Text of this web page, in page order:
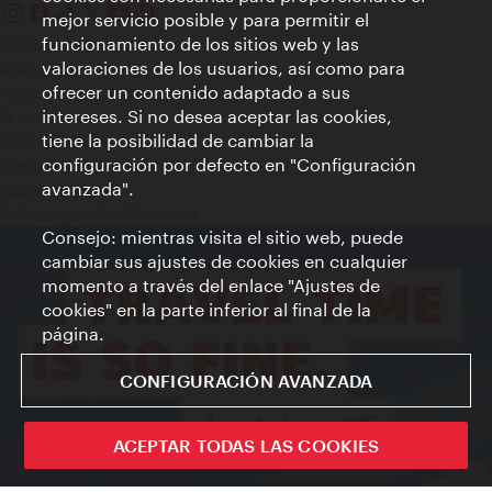
Contacto
Aviso legal
Política de privacidad de datos
Terms of Use
Accesibilidad
Contacto para la prensa
Ajustes de cookie
mejor servicio posible y para permitir el
funcionamiento de los sitios web y las
valoraciones de los usuarios, así como para
ofrecer un contenido adaptado a sus
intereses. Si no desea aceptar las cookies,
tiene la posibilidad de cambiar la
configuración por defecto en "Configuración
avanzada".
Consejo: mientras visita el sitio web, puede
cambiar sus ajustes de cookies en cualquier
momento a través del enlace "Ajustes de
cookies" en la parte inferior al final de la
página.
CONFIGURACIÓN AVANZADA
ACEPTAR TODAS LAS COOKIES